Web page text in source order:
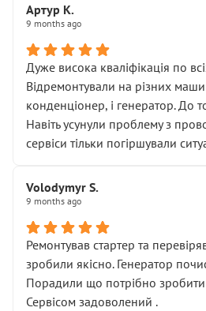
Артур К.
9 months ago
Дуже висока кваліфікація по
Відремонтували на різних
конденціонер, і генератор. До
Навіть усунули проблему з
сервіси тільки погіршували
Volodymyr S.
9 months ago
Ремонтував стартер та
зробили якісно. Генератор
Порадили що потрібно
Сервісом задоволений .